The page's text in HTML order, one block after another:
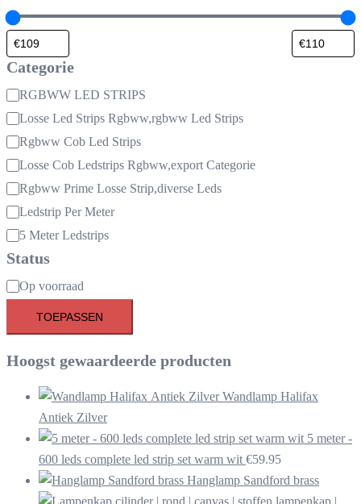
Categorie
Categorie
RGBWW LED STRIPS
Losse Led Strips Rgbww,rgbww Led Strips
Rgbww Cob Led Strips
Losse Cob Ledstrips Rgbww,export Categorie
Rgbww Prime Losse Strip,diverse Leds
Ledstrip Per Meter
5 Meter Ledstrips
Status
Beschikbaarheid
Op voorraad
TOEPASSEN
Hoogst gewaardeerde producten
Wandlamp Halifax
Antiek Zilver
5 meter -
600 leds complete led strip set warm wit €59.95
Hanglamp Sandford brass